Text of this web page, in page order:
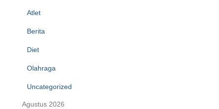
Atlet
Berita
Diet
Olahraga
Uncategorized
Agustus 2026